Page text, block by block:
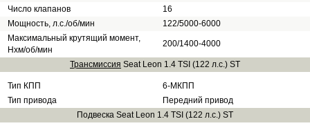
Число клапанов
16
Мощность, л.с./об/мин
122/5000-6000
Максимальный крутящий момент,
Нхм/об/мин
200/1400-4000
Трансмиссия Seat Leon 1.4 TSI (122 л.с.) ST
Тип КПП
6-МКПП
Тип привода
Передний привод
Подвеска Seat Leon 1.4 TSI (122 л.с.) ST